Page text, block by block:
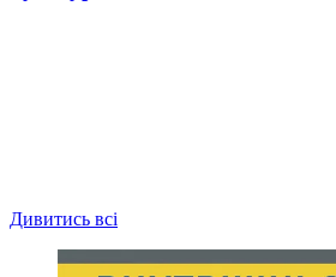
Дивитись всі